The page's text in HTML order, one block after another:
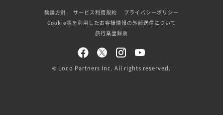
勧誘方針 サービス利用規約
プライバシーポリシー
Cookie等を利用したお客様情報の外部送信について
旅行業登録票
© Loco Partners Inc. All rights reserved.